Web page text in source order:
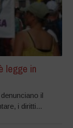
legge in
il
i diritti...